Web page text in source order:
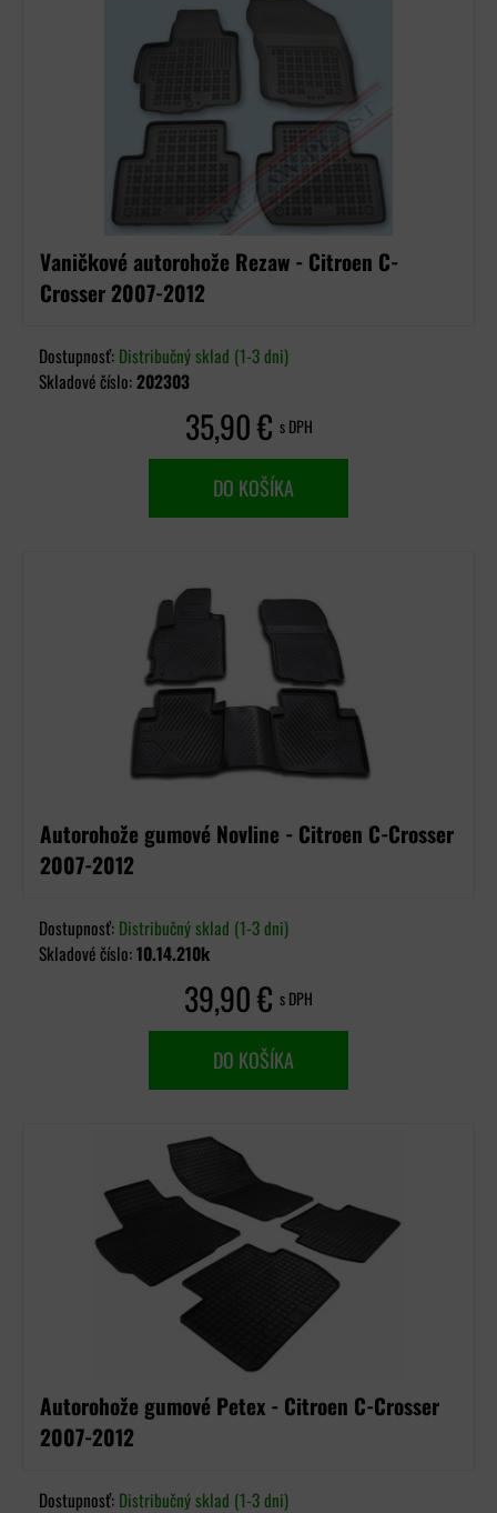
Vaničkové autorohože Rezaw - Citroen C-
Crosser 2007-2012
Dostupnosť: Distribučný sklad (1-3 dni)
Skladové číslo:202303
35,90 € s DPH
DO KOŠÍKA
Autorohože gumové Novline - Citroen C-Crosser
2007-2012
Dostupnosť: Distribučný sklad (1-3 dni)
Skladové číslo:10.14.210k
39,90 € s DPH
DO KOŠÍKA
Autorohože gumové Petex - Citroen C-Crosser
2007-2012
Dostupnosť: Distribučný sklad (1-3 dni)